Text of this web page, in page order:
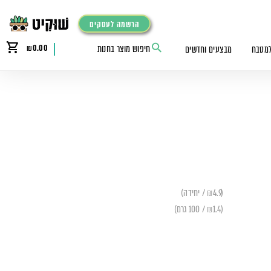
הרשמה לעסקים
מבצעים וחדשים ₪0.00
(₪4.9 / יחידה)
(₪1.4 / 100 גרם)